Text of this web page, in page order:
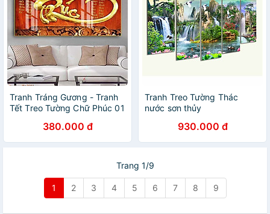
Tranh Tráng Gương - Tranh
Tết Treo Tường Chữ Phúc 01
380.000 đ
Tranh Treo Tường Thác
nước sơn thủy
phòng khách đẹp
930.000 đ
Trang 1/9
1 2 3 4 5 6 7 8 9